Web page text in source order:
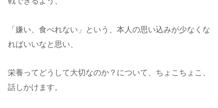
「嫌い、食べれない」という、本人の思い込みが少なくな
ればいいなと思い、
栄養ってどうして大切なのか？について、ちょこちょこ、
話しかけます。